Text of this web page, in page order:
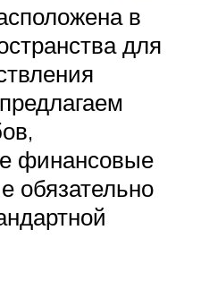
в
для
финансовые
обязательно